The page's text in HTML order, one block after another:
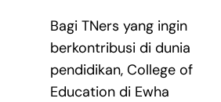
Bagi TNers yang ingin
berkontribusi di dunia
pendidikan, College of
Education di Ewha